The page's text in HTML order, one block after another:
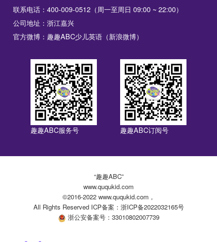
联系电话：400-009-0512（周一至周日 09:00 ~ 22:00）
公司地址：浙江嘉兴
官方微博：趣趣ABC少儿英语（新浪微博）
趣趣ABC服务号 趣趣ABC订阅号
“趣趣ABC”
www.ququkid.com
©2016-2022 www.ququkid.com，
All Rights Reserved ICP备案：浙ICP备2022032165号
浙公安备案号：33010802007739